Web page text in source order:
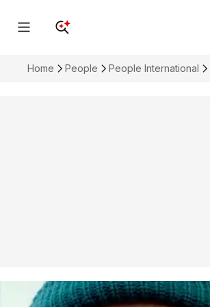
Home People People International